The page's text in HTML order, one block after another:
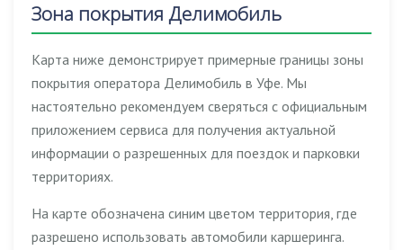
Зона покрытия Делимобиль
Карта ниже демонстрирует примерные границы зоны
покрытия оператора Делимобиль в Уфе. Мы
настоятельно рекомендуем сверяться с официальным
приложением сервиса для получения актуальной
информации о разрешенных для поездок и парковки
территориях.
На карте обозначена синим цветом территория, где
разрешено использовать автомобили каршеринга.